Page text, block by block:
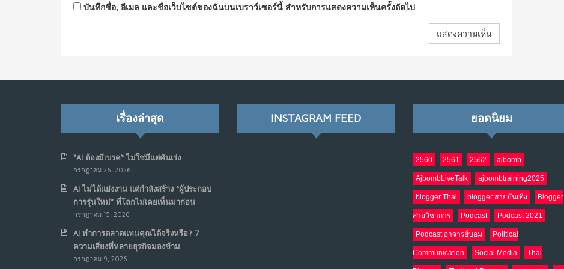
บันทึกชื่อ, อีเมล และชื่อเว็บไซต์ของฉันบนเบราว์เซอร์นี้ สำหรับการแสดงความเห็นครั้งถัดไป
เรื่องล่าสุด
“AI ต้องมีเบรค“ ไม่ใช่มีแต่คันเร่ง
กรกฎาคม 26, 2026
AI ไม่ได้แย่งงาน แต่กำลังสร้าง “ผู้ประกอบ
การรุ่นใหม่” ที่โลกไม่เคยเห็นมาก่อน
กรกฎาคม 15, 2026
AI ทำการตลาดแทนคุณได้จริงหรือ? 7
ความเสี่ยงที่หลายธุรกิจมองข้าม
กรกฎาคม 9, 2026
INSTAGRAM FEED ยอดนิยม
2560 2561 2562 ajbomb
AjbombLiveTalk ajbombtraining2025
blogger Thai blogger สายบันเทิง Blogger
สายวิชาการ Podcast Podcast 2021
Podcast อาจารย์บอม Political
Communication Social Media Thai